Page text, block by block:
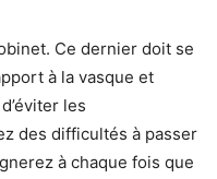
Ce dernier doit se
à la vasque et
les
des difficultés à passer
à chaque fois que